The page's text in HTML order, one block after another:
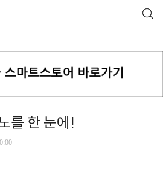
를 한 눈에!